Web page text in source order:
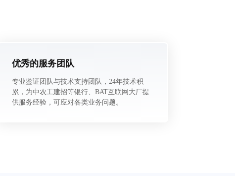
优秀的服务团队
专业鉴证团队与技术支持团队，24年技术积
累，为中农工建招等银行、BAT互联网大厂提
供服务经验，可应对各类业务问题。